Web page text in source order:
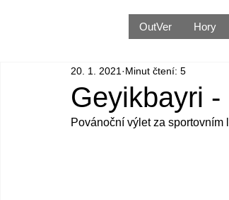
OutVer Hory
Geyikbayri
20. 1. 2021 Minut čtení: 5
Povánoční výlet za